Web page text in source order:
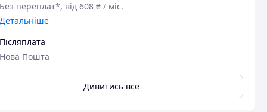
переплат*, від 608 ₴ / міс.
Пошта
Дивитись все
04.03.2026
Ігор Г.